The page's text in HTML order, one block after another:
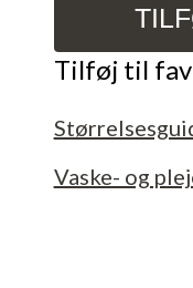
Minimalistisk
vævet
halstørklæde
antal
Tilføj til
Vaske- og